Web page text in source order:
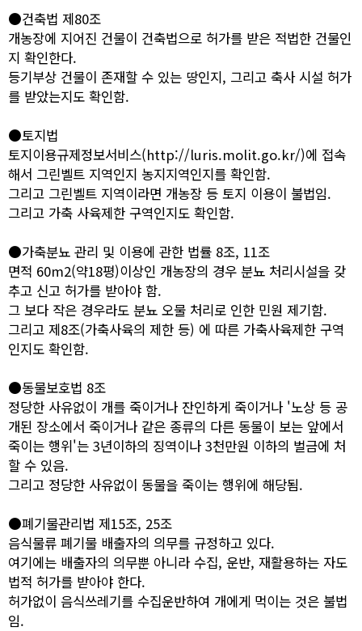
●건축법 제80조
개농장에 지어진 건물이 건축법으로 허가를 받은 적법한 건물인
지 확인한다.
등기부상 건물이 존재할 수 있는 땅인지, 그리고 축사 시설 허가
를 받았는지도 확인함.
●토지법
토지이용규제정보서비스(http://luris.molit.go.kr/)에 접속
해서 그린벨트 지역인지 농지지역인지를 확인함.
그리고 그린벨트 지역이라면 개농장 등 토지 이용이 불법임.
그리고 가축 사육제한 구역인지도 확인함.
●가축분뇨 관리 및 이용에 관한 법률 8조, 11조
면적 60m2(약18평)이상인 개농장의 경우 분뇨 처리시설을 갖
추고 신고 허가를 받아야 함.
그 보다 작은 경우라도 분뇨 오물 처리로 인한 민원 제기함.
그리고 제8조(가축사육의 제한 등) 에 따른 가축사육제한 구역
인지도 확인함.
●동물보호법 8조
정당한 사유없이 개를 죽이거나 잔인하게 죽이거나 '노상 등 공
개된 장소에서 죽이거나 같은 종류의 다른 동물이 보는 앞에서
죽이는 행위'는 3년이하의 징역이나 3천만원 이하의 벌금에 처
할 수 있음.
그리고 정당한 사유없이 동물을 죽이는 행위에 해당됨.
●폐기물관리법 제15조, 25조
음식물류 폐기물 배출자의 의무를 규정하고 있다.
여기에는 배출자의 의무뿐 아니라 수집, 운반, 재활용하는 자도
법적 허가를 받아야 한다.
허가없이 음식쓰레기를 수집운반하여 개에게 먹이는 것은 불법
임.